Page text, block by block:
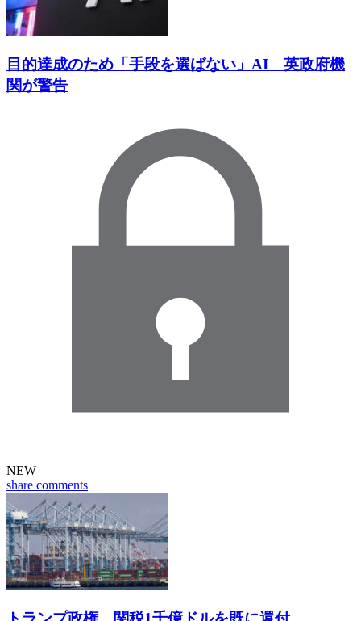
目的達成のため「手段を選ばない」AI 英政府機
関が警告
NEW
share comments